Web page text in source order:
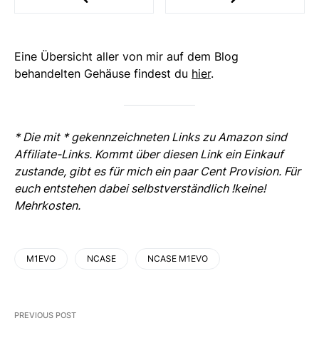
Eine Übersicht aller von mir auf dem Blog
behandelten Gehäuse findest du hier.
* Die mit * gekennzeichneten Links zu Amazon sind
Affiliate-Links. Kommt über diesen Link ein Einkauf
zustande, gibt es für mich ein paar Cent Provision. Für
euch entstehen dabei selbstverständlich !keine!
Mehrkosten.
M1EVO NCASE NCASE M1EVO
PREVIOUS POST